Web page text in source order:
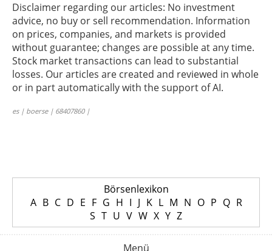
Disclaimer regarding our articles: No investment
advice, no buy or sell recommendation. Information
on prices, companies, and markets is provided
without guarantee; changes are possible at any time.
Stock market transactions can lead to substantial
losses. Our articles are created and reviewed in whole
or in part automatically with the support of AI.
es | boerse | 68407860 |
Börsenlexikon
A B C D E F G H I J K L M N O P Q R
S T U V W X Y Z
Menü